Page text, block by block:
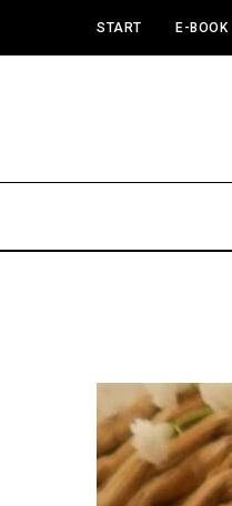
START E-BOOK